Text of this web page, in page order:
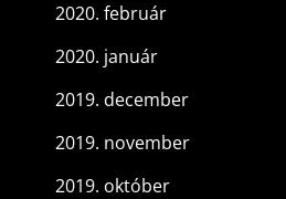
2020. február
2020. január
2019. december
2019. november
2019. október